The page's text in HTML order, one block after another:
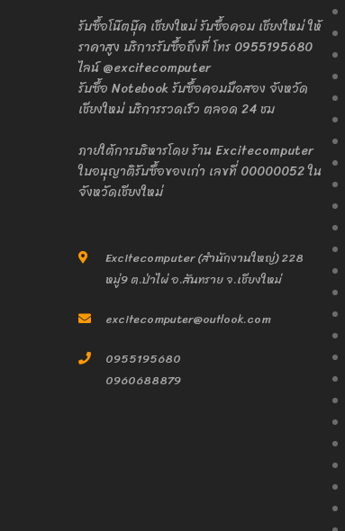
รับซื้อโน๊ตบุ๊ค เชียงใหม่ รับซื้อคอม เชียงใหม่ ให้
ราคาสูง บริการรับซื้อถึงที่ โทร 0955195680
ไลน์ @excitecomputer
รับซื้อ Notebook รับซื้อคอมมือสอง จังหวัด
เชียงใหม่ บริการรวดเร็ว ตลอด 24 ชม
ภายใต้การบริหารโดย ร้าน Excitecomputer
ใบอนุญาติรับซื้อของเก่า เลขที่ 00000052 ใน
จังหวัดเชียงใหม่
Excitecomputer (สำนักงานใหญ่) 228
หมู่9 ต.ป่าไผ่ อ.สันทราย จ.เชียงใหม่
excitecomputer@outlook.com
0955195680
0960688879